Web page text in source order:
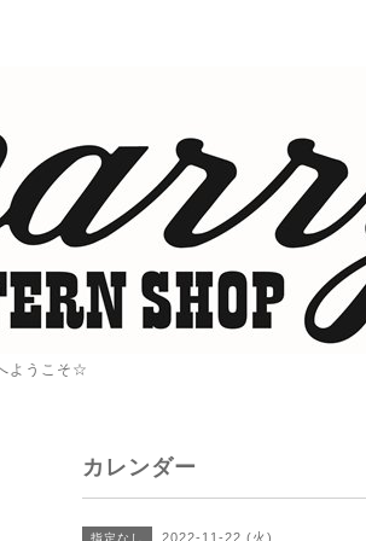
ようこそ☆
カレンダー
指定なし 2022-11-22 (火)